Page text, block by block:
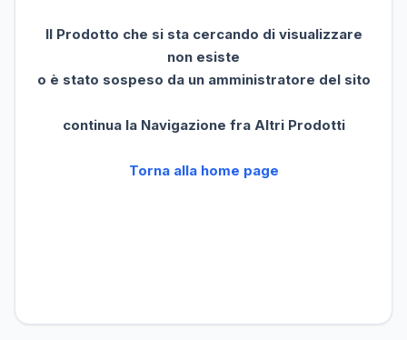
Il Prodotto che si sta cercando di visualizzare
non esiste
o è stato sospeso da un amministratore del sito
continua la Navigazione fra Altri Prodotti
Torna alla home page